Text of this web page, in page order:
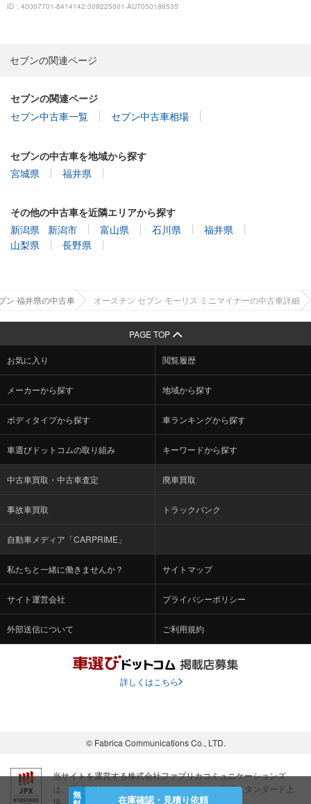
ID：40007701-8414142:309225001-AU7050188535
セブンの関連ページ
セブンの関連ページ
セブン中古車一覧
セブン中古車相場
セブンの中古車を地域から探す
宮城県
福井県
その他の中古車を近隣エリアから探す
新潟県
新潟市 富山県 石川県
福井県
山梨県
長野県
無 在庫確認・見積り依頼
ン 福井県の中古車 オースチン セブン モーリス ミニマイナーの中古車詳細
PAGE TOP
お気に入り 閲覧履歴
メーカーから探す 地域から探す
ボディタイプから探す 車ランキングから探す
車選びドットコムの取り組み キーワードから探す
中古車買取・中古車査定 廃車買取
事故車買取 トラックバンク
自動車メディア「CARPRIME」
私たちと一緒に働きませんか？ サイトマップ
サイト運営会社 プライバシーポリシー
外部送信について ご利用規約
詳しくはこちら
© Fabrica Communications Co., LTD.
当サイトを運営する株式会社ファブリカコミュニケーションズ
は、株式会社ファブリカホールディングス（東証スタンダード上
場 証券コード：4193）のグループ会社です。